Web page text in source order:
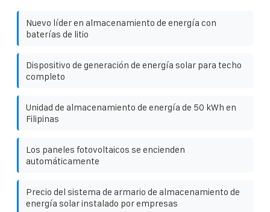
Nuevo líder en almacenamiento de energía con
baterías de litio
Dispositivo de generación de energía solar para techo
completo
Unidad de almacenamiento de energía de 50 kWh en
Filipinas
Los paneles fotovoltaicos se encienden
automáticamente
Precio del sistema de armario de almacenamiento de
energía solar instalado por empresas